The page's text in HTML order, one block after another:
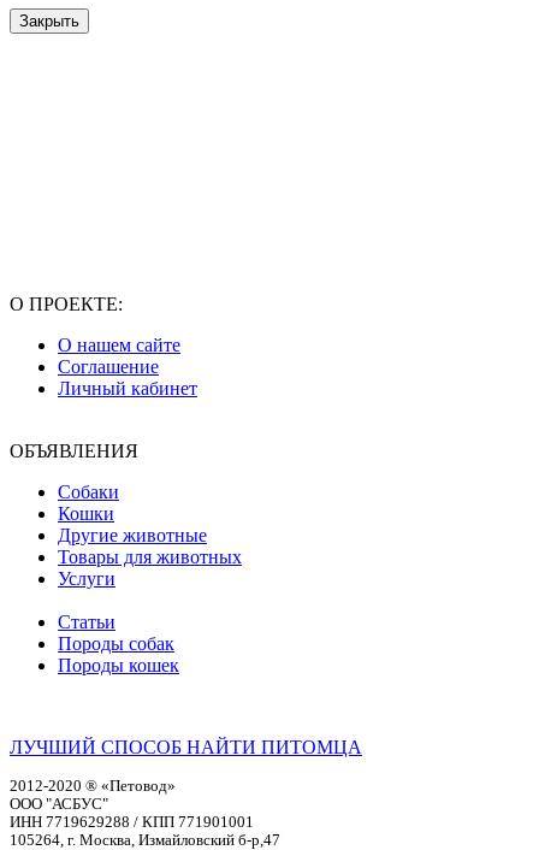
Закрыть
О ПРОЕКТЕ:
О нашем сайте
Соглашение
Личный кабинет
ОБЪЯВЛЕНИЯ
Собаки
Кошки
Другие животные
Товары для животных
Услуги
Статьи
Породы собак
Породы кошек
ЛУЧШИЙ СПОСОБ НАЙТИ ПИТОМЦА
2012-2020 ® «Петовод»
ООО "АСБУС"
ИНН 7719629288 / КПП 771901001
105264, г. Москва, Измайловский б-р,47